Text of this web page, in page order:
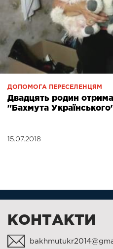
ДОПОМОГА ПЕРЕСЕЛЕНЦЯМ
Двадцять родин
"Бахмута
15.07.2018
КОНТАКТИ